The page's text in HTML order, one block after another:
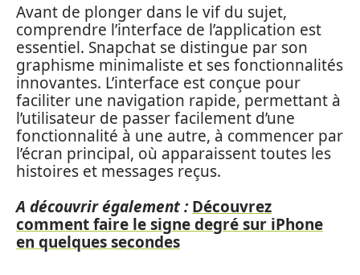
Avant de plonger dans le vif du sujet,
comprendre l’interface de l’application est
essentiel. Snapchat se distingue par son
graphisme minimaliste et ses fonctionnalités
innovantes. L’interface est conçue pour
faciliter une navigation rapide, permettant à
l’utilisateur de passer facilement d’une
fonctionnalité à une autre, à commencer par
l’écran principal, où apparaissent toutes les
histoires et messages reçus.
A découvrir également : Découvrez
comment faire le signe degré sur iPhone
en quelques secondes